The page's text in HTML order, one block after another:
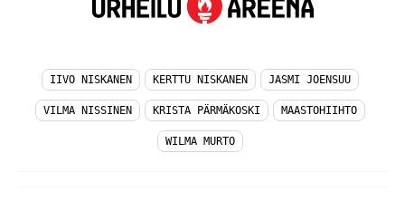
VILMA NISSINEN KRISTA PÄRMÄKOSKI MAASTOHIIHTO
WILMA MURTO